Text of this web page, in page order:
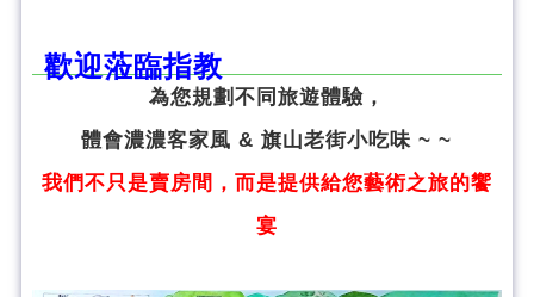
歡迎蒞臨指教
為您規劃不同旅遊體驗，
體會濃濃客家風 & 旗山老街小吃味 ~ ~
我們不只是賣房間，而是提供給您藝術之旅的饗
宴